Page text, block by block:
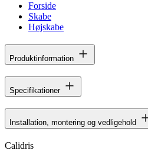
Forside
Skabe
Højskabe
Produktinformation
Specifikationer
Installation, montering og vedligehold
Calidris